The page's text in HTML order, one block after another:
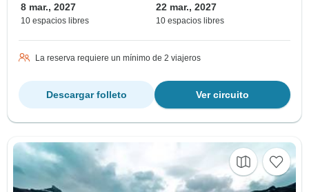
8 mar., 2027
10 espacios libres
22 mar., 2027
10 espacios libres
La reserva requiere un mínimo de 2 viajeros
Ver circuito
Descargar folleto